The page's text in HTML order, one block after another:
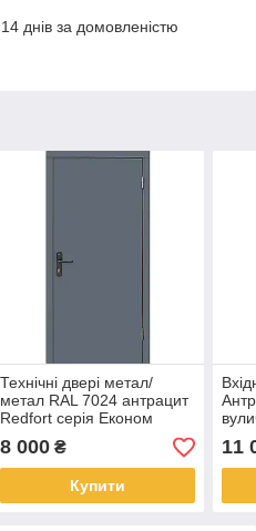
днів за домовленістю
Технічні двері метал/
метал RAL 7024 антрацит
Redfort серія Економ
8 000₴
Купити
11